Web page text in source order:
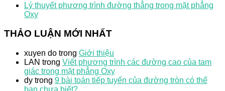
Lý thuyết phương trình đường thẳng trong mặt phẳng
Oxy
THẢO LUẬN MỚI NHẤT
xuyen do trong Giới thiệu
LAN trong Viết phương trình các đường cao của tam
giác trong mặt phẳng Oxy
dy trong 9 bài toán tiếp tuyến của đường tròn có thể
bạn chưa biết?